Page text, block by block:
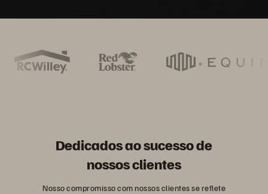
Dedicados ao sucesso de
nossos clientes
Nosso compromisso com nossos clientes se reflete